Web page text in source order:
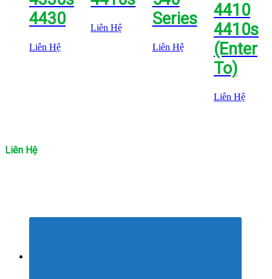
4430
Liên Hệ
Liên Hệ
Series
Liên Hệ
4410
4410s
(Enter
To)
Liên Hệ
Liên Hệ